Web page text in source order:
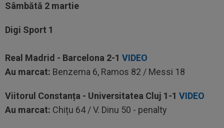
Sâmbătă 2 martie
Digi Sport 1
Real Madrid - Barcelona 2-1 VIDEO
Au marcat: Benzema 6, Ramos 82 / Messi 18
Viitorul Constanța - Universitatea Cluj 1-1 VIDEO
Au marcat: Chițu 64 / V. Dinu 50 - penalty